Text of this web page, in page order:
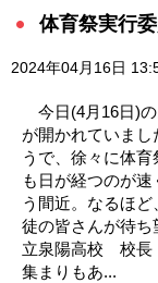
体育祭実行
2024年04月16日
今日(4月16日)の
が開かれていま
うで、徐々に体
も日が経つのが
う間近。なるほ
徒の皆さんが待
立泉陽高校 校
集まりもあ...